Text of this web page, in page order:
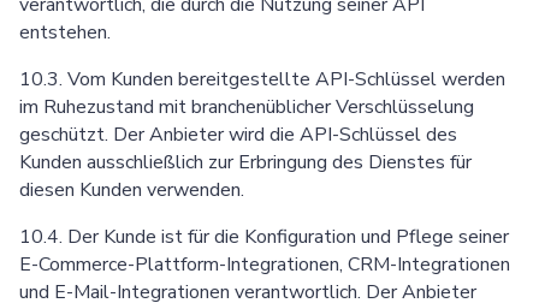
entstehen.
10.3. Vom Kunden bereitgestellte API-Schlüssel werden
im Ruhezustand mit branchenüblicher Verschlüsselung
geschützt. Der Anbieter wird die API-Schlüssel des
Kunden ausschließlich zur Erbringung des Dienstes für
diesen Kunden verwenden.
10.4. Der Kunde ist für die Konfiguration und Pflege seiner
E-Commerce-Plattform-Integrationen, CRM-Integrationen
und E-Mail-Integrationen verantwortlich. Der Anbieter